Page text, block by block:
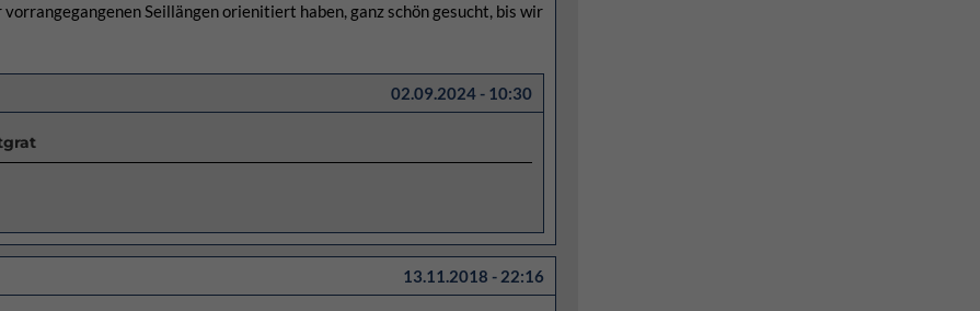
Seillängen orienitiert haben, ganz schön gesucht, bis wir
02.09.2024 - 10:30
13.11.2018 - 22:16